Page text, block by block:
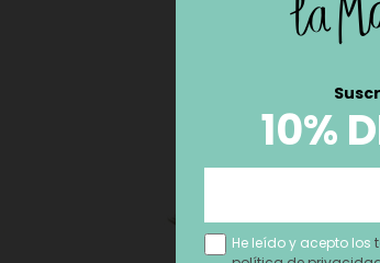
He leído y acepto los
10%